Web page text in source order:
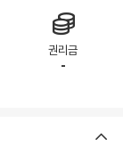
권리금
-